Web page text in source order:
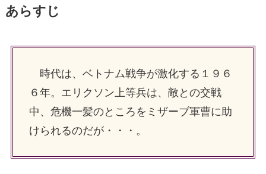
あらすじ
時代は、ベトナム戦争が激化する１９６
６年。エリクソン上等兵は、敵との交戦
中、危機一髪のところをミザーブ軍曹に助
けられるのだが・・・。